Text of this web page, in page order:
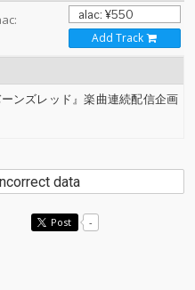
Add Track
ンズレッド』楽曲連続配信企画
data
Post -